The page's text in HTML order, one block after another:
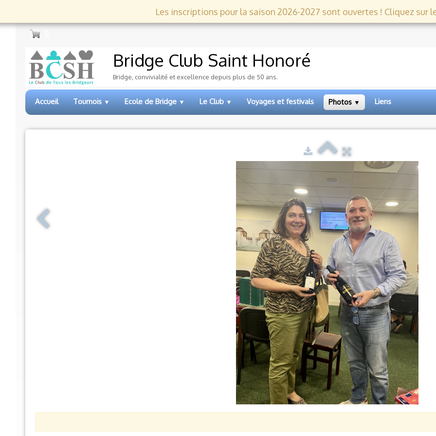
Les inscriptions pour la saison 2026-2027 sont ouvertes ! Cliquez sur le
Bridge Club Saint Honoré
Bridge, convivialité et excellence depuis plus de 50 ans.
Accueil Tournois ▼ Ecole de Bridge ▼ Le Club ▼ Voyages et festivals Photos ▼ Liens